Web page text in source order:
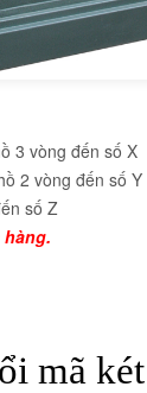
3 vòng đến số X
2 vòng đến số Y
số Z
mã